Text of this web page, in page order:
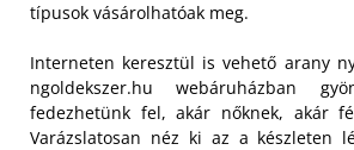
típusok vásárolhatóak meg.
Interneten keresztül is vehető arany
ngoldekszer.hu webáruházban
fedezhetünk fel, akár nőknek, akár
Varázslatosan néz ki az a készleten